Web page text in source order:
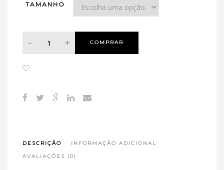
TAMANHO
COMPRAR
DESCRIÇÃO
INFORMAÇÃO ADICIONAL
AVALIAÇÕES (0)